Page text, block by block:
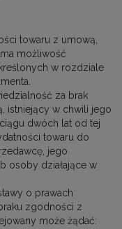
towaru z umową,
możliwość
w rozdziale
za brak
istniejący w chwili jego
dwóch lat od tej
towaru do
jego
osoby działające w
o prawach
zgodności z
może żądać: